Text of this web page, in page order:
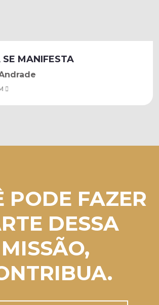
MANIFESTA
PODE FAZER
DESSA
MISSÃO,